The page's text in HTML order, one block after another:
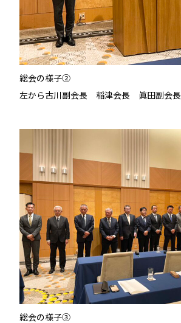
総会の様子②
左から古川副会長 稲津会長 眞田副会長
総会の様子③